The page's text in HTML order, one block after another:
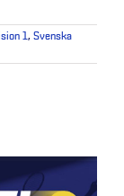
1, Svenska